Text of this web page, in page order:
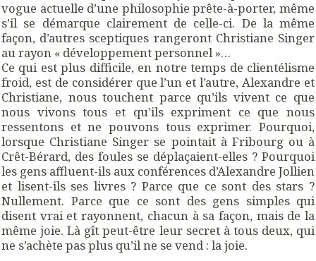
vogue actuelle d’une philosophie prête-à-porter, même
s’il se démarque clairement de celle-ci. De la même
façon, d’autres sceptiques rangeront Christiane Singer
au rayon « développement personnel »…
Ce qui est plus difficile, en notre temps de clientélisme
froid, est de considérer que l’un et l’autre, Alexandre et
Christiane, nous touchent parce qu’ils vivent ce que
nous vivons tous et qu’ils expriment ce que nous
ressentons et ne pouvons tous exprimer. Pourquoi,
lorsque Christiane Singer se pointait à Fribourg ou à
Crêt-Bérard, des foules se déplaçaient-elles ? Pourquoi
les gens affluent-ils aux conférences d’Alexandre Jollien
et lisent-ils ses livres ? Parce que ce sont des stars ?
Nullement. Parce que ce sont des gens simples qui
disent vrai et rayonnent, chacun à sa façon, mais de la
même joie. Là gît peut-être leur secret à tous deux, qui
ne s’achète pas plus qu’il ne se vend : la joie.